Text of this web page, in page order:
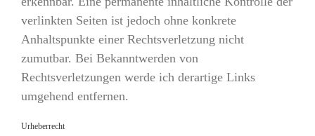
verlinkten Seiten ist jedoch ohne konkrete
Anhaltspunkte einer Rechtsverletzung nicht
zumutbar. Bei Bekanntwerden von
Rechtsverletzungen werde ich derartige Links
umgehend entfernen.
Urheberrecht